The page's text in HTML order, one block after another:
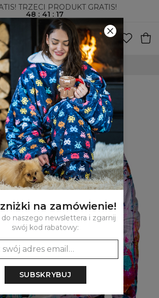
TRZECI PRODUKT GRATIS!
48 : 41 : 16
ZA POBRANIEM I DO PACZKOMATÓW
zniżki na zamówienie!
do naszego newslettera i zgarnij
swój kod rabatowy:
SUBSKRYBUJ